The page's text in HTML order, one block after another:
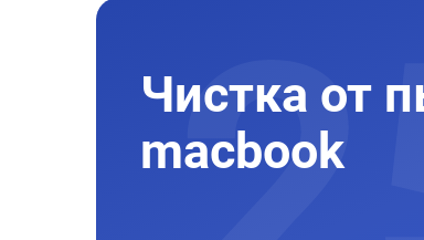
Чистка от
macbook